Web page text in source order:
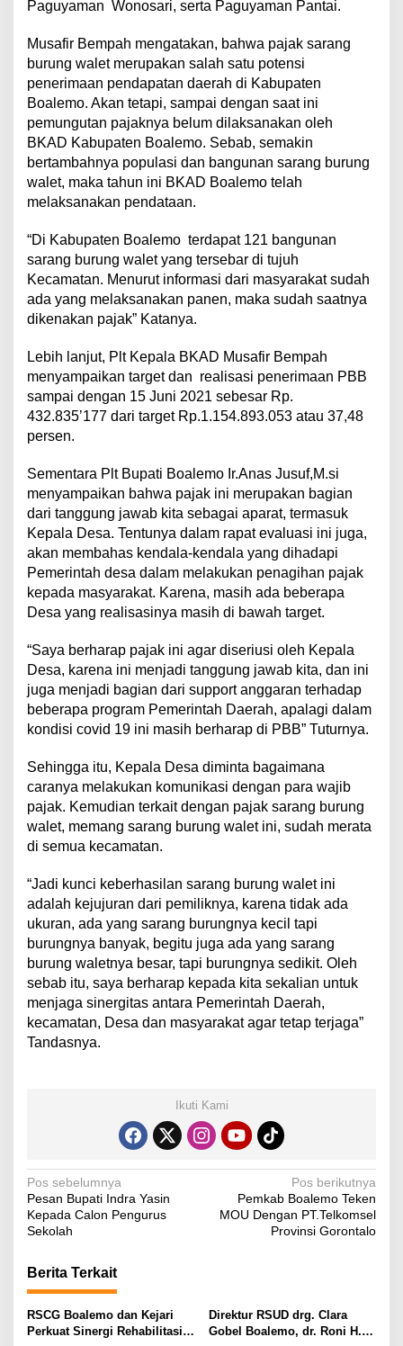
Paguyaman Wonosari, serta Paguyaman Pantai.
Musafir Bempah mengatakan, bahwa pajak sarang
burung walet merupakan salah satu potensi
penerimaan pendapatan daerah di Kabupaten
Boalemo. Akan tetapi, sampai dengan saat ini
pemungutan pajaknya belum dilaksanakan oleh
BKAD Kabupaten Boalemo. Sebab, semakin
bertambahnya populasi dan bangunan sarang burung
walet, maka tahun ini BKAD Boalemo telah
melaksanakan pendataan.
“Di Kabupaten Boalemo terdapat 121 bangunan
sarang burung walet yang tersebar di tujuh
Kecamatan. Menurut informasi dari masyarakat sudah
ada yang melaksanakan panen, maka sudah saatnya
dikenakan pajak” Katanya.
Lebih lanjut, Plt Kepala BKAD Musafir Bempah
menyampaikan target dan realisasi penerimaan PBB
sampai dengan 15 Juni 2021 sebesar Rp.
432.835’177 dari target Rp.1.154.893.053 atau 37,48
persen.
Sementara Plt Bupati Boalemo Ir.Anas Jusuf,M.si
menyampaikan bahwa pajak ini merupakan bagian
dari tanggung jawab kita sebagai aparat, termasuk
Kepala Desa. Tentunya dalam rapat evaluasi ini juga,
akan membahas kendala-kendala yang dihadapi
Pemerintah desa dalam melakukan penagihan pajak
kepada masyarakat. Karena, masih ada beberapa
Desa yang realisasinya masih di bawah target.
“Saya berharap pajak ini agar diseriusi oleh Kepala
Desa, karena ini menjadi tanggung jawab kita, dan ini
juga menjadi bagian dari support anggaran terhadap
beberapa program Pemerintah Daerah, apalagi dalam
kondisi covid 19 ini masih berharap di PBB” Tuturnya.
Sehingga itu, Kepala Desa diminta bagaimana
caranya melakukan komunikasi dengan para wajib
pajak. Kemudian terkait dengan pajak sarang burung
walet, memang sarang burung walet ini, sudah merata
di semua kecamatan.
“Jadi kunci keberhasilan sarang burung walet ini
adalah kejujuran dari pemiliknya, karena tidak ada
ukuran, ada yang sarang burungnya kecil tapi
burungnya banyak, begitu juga ada yang sarang
burung waletnya besar, tapi burungnya sedikit. Oleh
sebab itu, saya berharap kepada kita sekalian untuk
menjaga sinergitas antara Pemerintah Daerah,
kecamatan, Desa dan masyarakat agar tetap terjaga”
Tandasnya.
Ikuti Kami
N
a
v
i
g
a
s
Pos sebelumnya
Pesan Bupati Indra Yasin
Kepada Calon Pengurus
Sekolah
Pos berikutnya
Pemkab Boalemo Teken
MOU Dengan PT.Telkomsel
Provinsi Gorontalo
Berita Terkait
RSCG Boalemo dan Kejari
Perkuat Sinergi Rehabilitasi
Direktur RSUD drg. Clara
Gobel Boalemo, dr. Roni H.